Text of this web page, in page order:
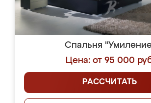
Спальня
Цена: от 95 000
РАССЧИТАТЬ